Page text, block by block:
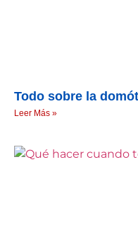
Todo sobre la
Leer Más »